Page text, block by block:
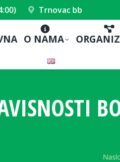
Trnovac bb
O NAMA
You